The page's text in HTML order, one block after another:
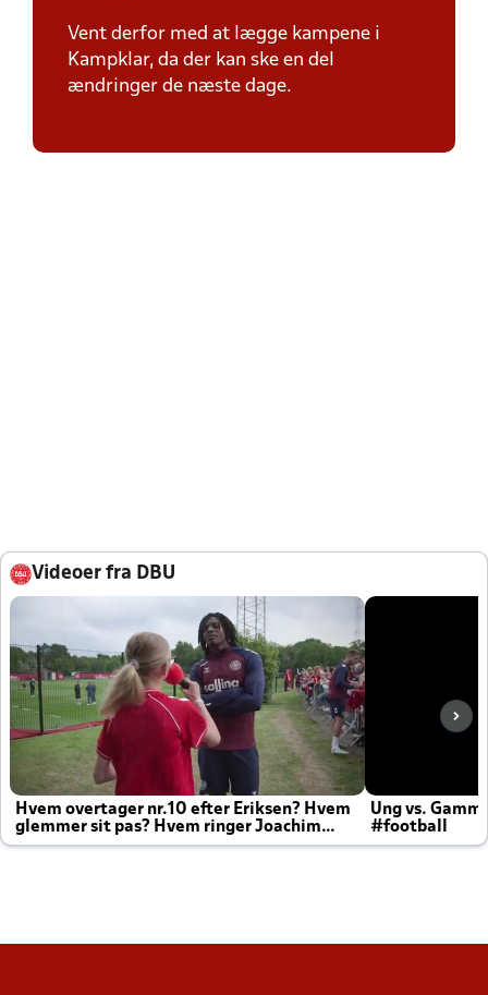
Vent derfor med at lægge kampene i
Kampklar, da der kan ske en del
ændringer de næste dage.
Videoer fra DBU
Hvem overtager nr.10 efter Eriksen? Hvem
glemmer sit pas? Hvem ringer Joachim
altid til efter kampe?
Ung vs.
#football